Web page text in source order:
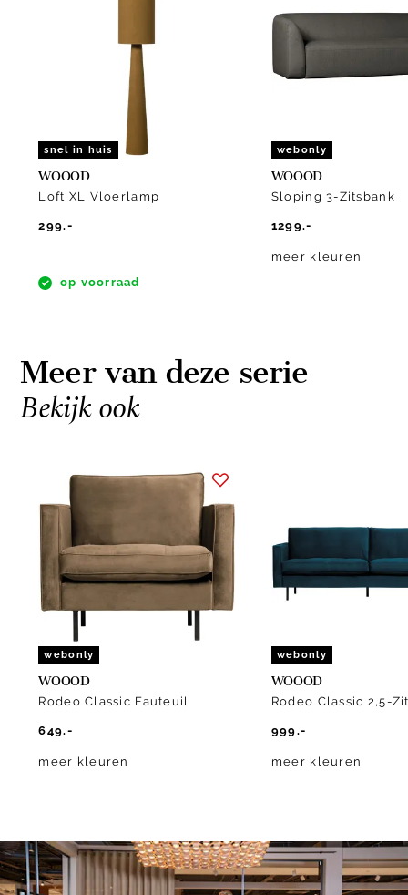
snel in huis
WOOOD
Loft XL Vloerlamp
299.-
op voorraad
webonly
WOOOD
Sloping 3-Zitsbank
1299.-
meer kleuren
Meer van deze serie
Bekijk ook
webonly
WOOOD
Rodeo Classic Fauteuil
649.-
meer kleuren
webonly
WOOOD
Rodeo Classic 2,5-
999.-
meer kleuren